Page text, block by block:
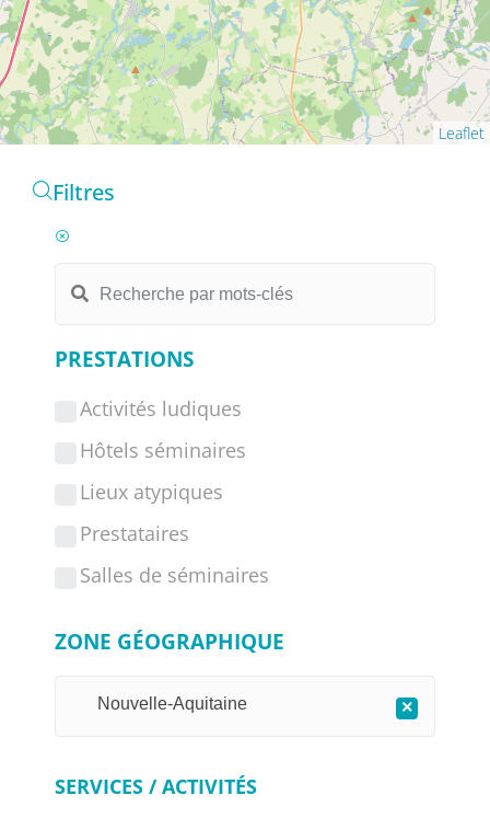
Leaflet
Filtres
PRESTATIONS
Activités ludiques
Hôtels séminaires
Lieux atypiques
Prestataires
Salles de séminaires
ZONE GÉOGRAPHIQUE
×
Nouvelle-Aquitaine
SERVICES / ACTIVITÉS